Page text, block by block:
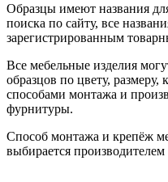
Образцы имеют названия
поиска по сайту, все
зарегистрированным
Все мебельные изделия
образцов по цвету,
способами монтажа и
фурнитуры.
Способ монтажа и крепёж
выбирается